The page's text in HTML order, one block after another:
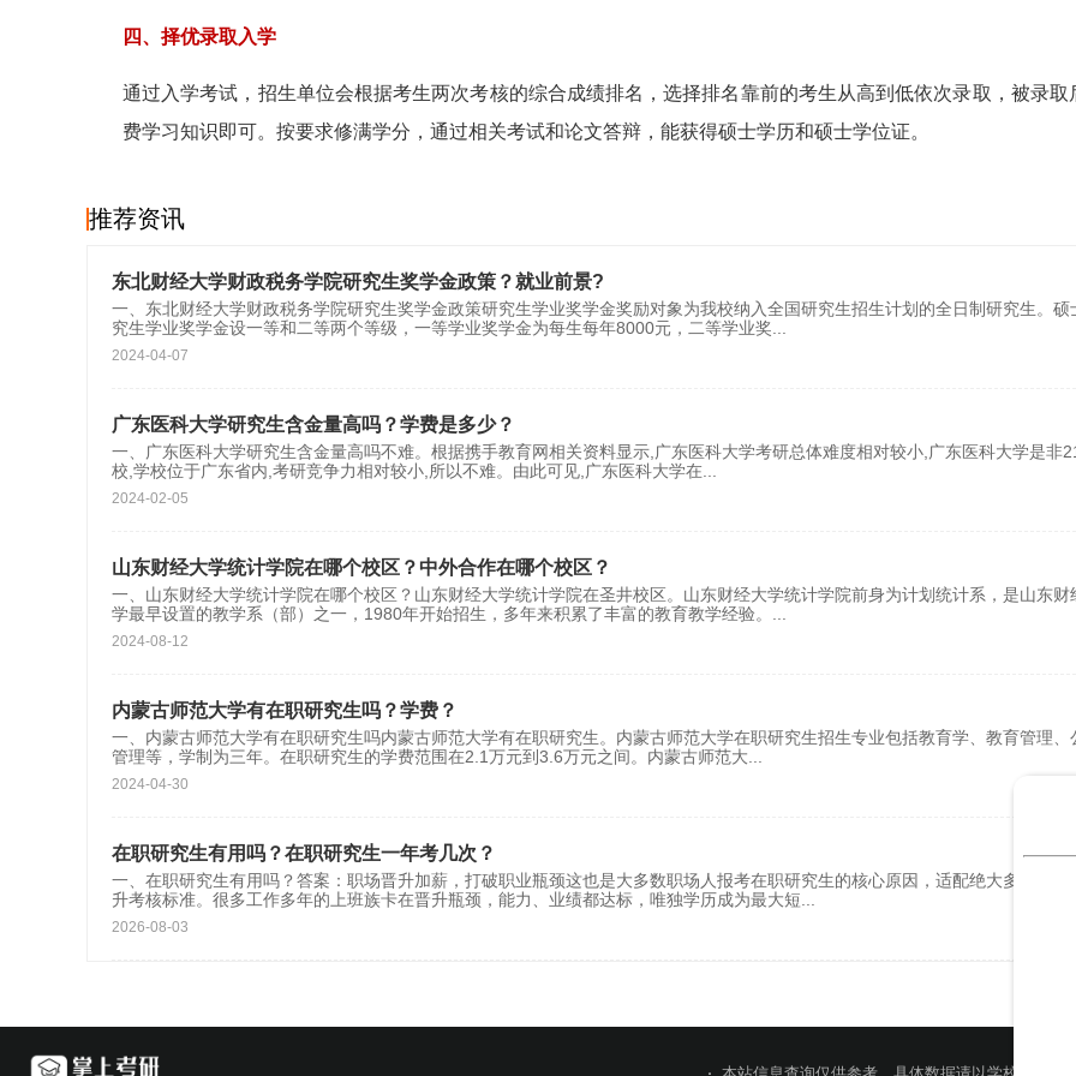
四、择优录取入学
通过入学考试，招生单位会根据考生两次考核的综合成绩排名，选择排名靠前的考生从高到低依次录取，被录取
费学习知识即可。按要求修满学分，通过相关考试和论文答辩，能获得硕士学历和硕士学位证。
推荐资讯
东北财经大学财政税务学院研究生奖学金政策？就业前景?
一、东北财经大学财政税务学院研究生奖学金政策研究生学业奖学金奖励对象为我校纳入全国研究生招生计划的全日制研究生。硕
究生学业奖学金设一等和二等两个等级，一等学业奖学金为每生每年8000元，二等学业奖
2024-04-07
广东医科大学研究生含金量高吗？学费是多少？
一、广东医科大学研究生含金量高吗不难。根据携手教育网相关资料显示,广东医科大学考研总体难度相对较小,广东医科大学是非
校,学校位于广东省内,考研竞争力相对较小,所以不难。由此可见,广东医科大学在
2024-02-05
山东财经大学统计学院在哪个校区？中外合作在哪个校区？
一、山东财经大学统计学院在哪个校区？山东财经大学统计学院在圣井校区。山东财经大学统计学院前身为计划统计系，是山东财
学最早设置的教学系（部）之一，1980年开始招生，多年来积累了丰富的教育教学经验。
2024-08-12
内蒙古师范大学有在职研究生吗？学费？
一、内蒙古师范大学有在职研究生吗内蒙古师范大学有在职研究生。内蒙古师范大学在职研究生招生专业包括教育学、教育管理、
管理等，学制为三年。在职研究生的学费范围在2.1万元到3.6万元之间。内蒙古师范大
2024-04-30
在职研究生有用吗？在职研究生一年考几次？
一、在职研究生有用吗？答案：职场晋升加薪，打破职业瓶颈这也是大多数职场人报考在职研究生的核心原因，适配绝大多数行业
升考核标准。很多工作多年的上班族卡在晋升瓶颈，能力、业绩都达标，唯独学历成为最大短
2026-08-03